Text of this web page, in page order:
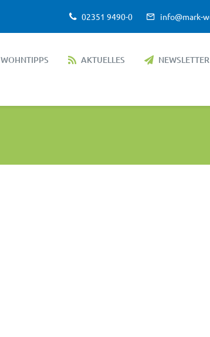
02351 9490-0 info@mark-
WOHNTIPPS AKTUELLES NEWSLETTER